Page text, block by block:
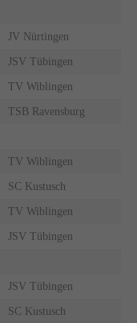
JV Nürtingen
JSV Tübingen
TV Wiblingen
TSB Ravensburg
TV Wiblingen
SC Kustusch
TV Wiblingen
JSV Tübingen
JSV Tübingen
SC Kustusch